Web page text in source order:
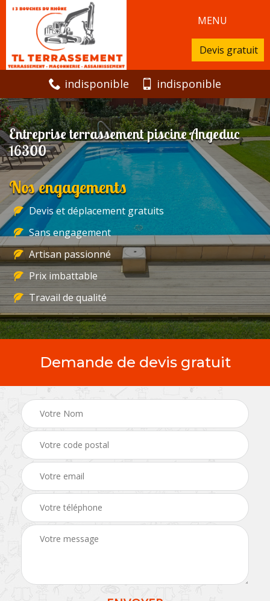
MENU
Devis gratuit
indisponible indisponible
Entreprise terrassement piscine Angeduc
16300
Nos engagements
Devis et déplacement gratuits
Sans engagement
Artisan passionné
Prix imbattable
Travail de qualité
Demande de devis gratuit